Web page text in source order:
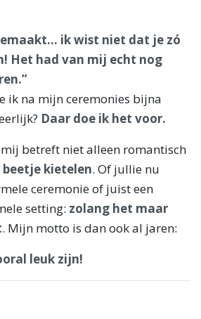
ik wist niet dat je zó
Het had van mij echt nog
ik na mijn ceremonies bijna
Daar doe ik het voor.
betreft niet alleen romantisch
beetje kietelen. Of jullie nu
ceremonie of juist een
setting: zolang het maar
. Mijn motto is dan ook al jaren:
leuk zijn!